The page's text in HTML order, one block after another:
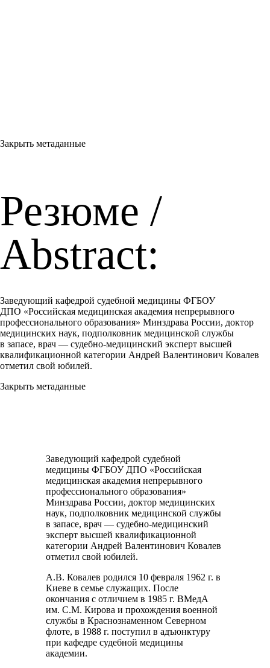
Закрыть метаданные
Резюме /
Abstract:
Заведующий кафедрой судебной медицины ФГБОУ
ДПО «Российская медицинская академия непрерывного
профессионального образования» Минздрава России, доктор
медицинских наук, подполковник медицинской службы
в запасе, врач — судебно-медицинский эксперт высшей
квалификационной категории Андрей Валентинович Ковалев
отметил свой юбилей.
Закрыть метаданные
Заведующий кафедрой судебной
медицины ФГБОУ ДПО «Российская
медицинская академия непрерывного
профессионального образования»
Минздрава России, доктор медицинских
наук, подполковник медицинской службы
в запасе, врач — судебно-медицинский
эксперт высшей квалификационной
категории Андрей Валентинович Ковалев
отметил свой юбилей.
А.В. Ковалев родился 10 февраля 1962 г. в
Киеве в семье служащих. После
окончания с отличием в 1985 г. ВМедА
им. С.М. Кирова и прохождения военной
службы в Краснознаменном Северном
флоте, в 1988 г. поступил в адъюнктуру
при кафедре судебной медицины
академии.